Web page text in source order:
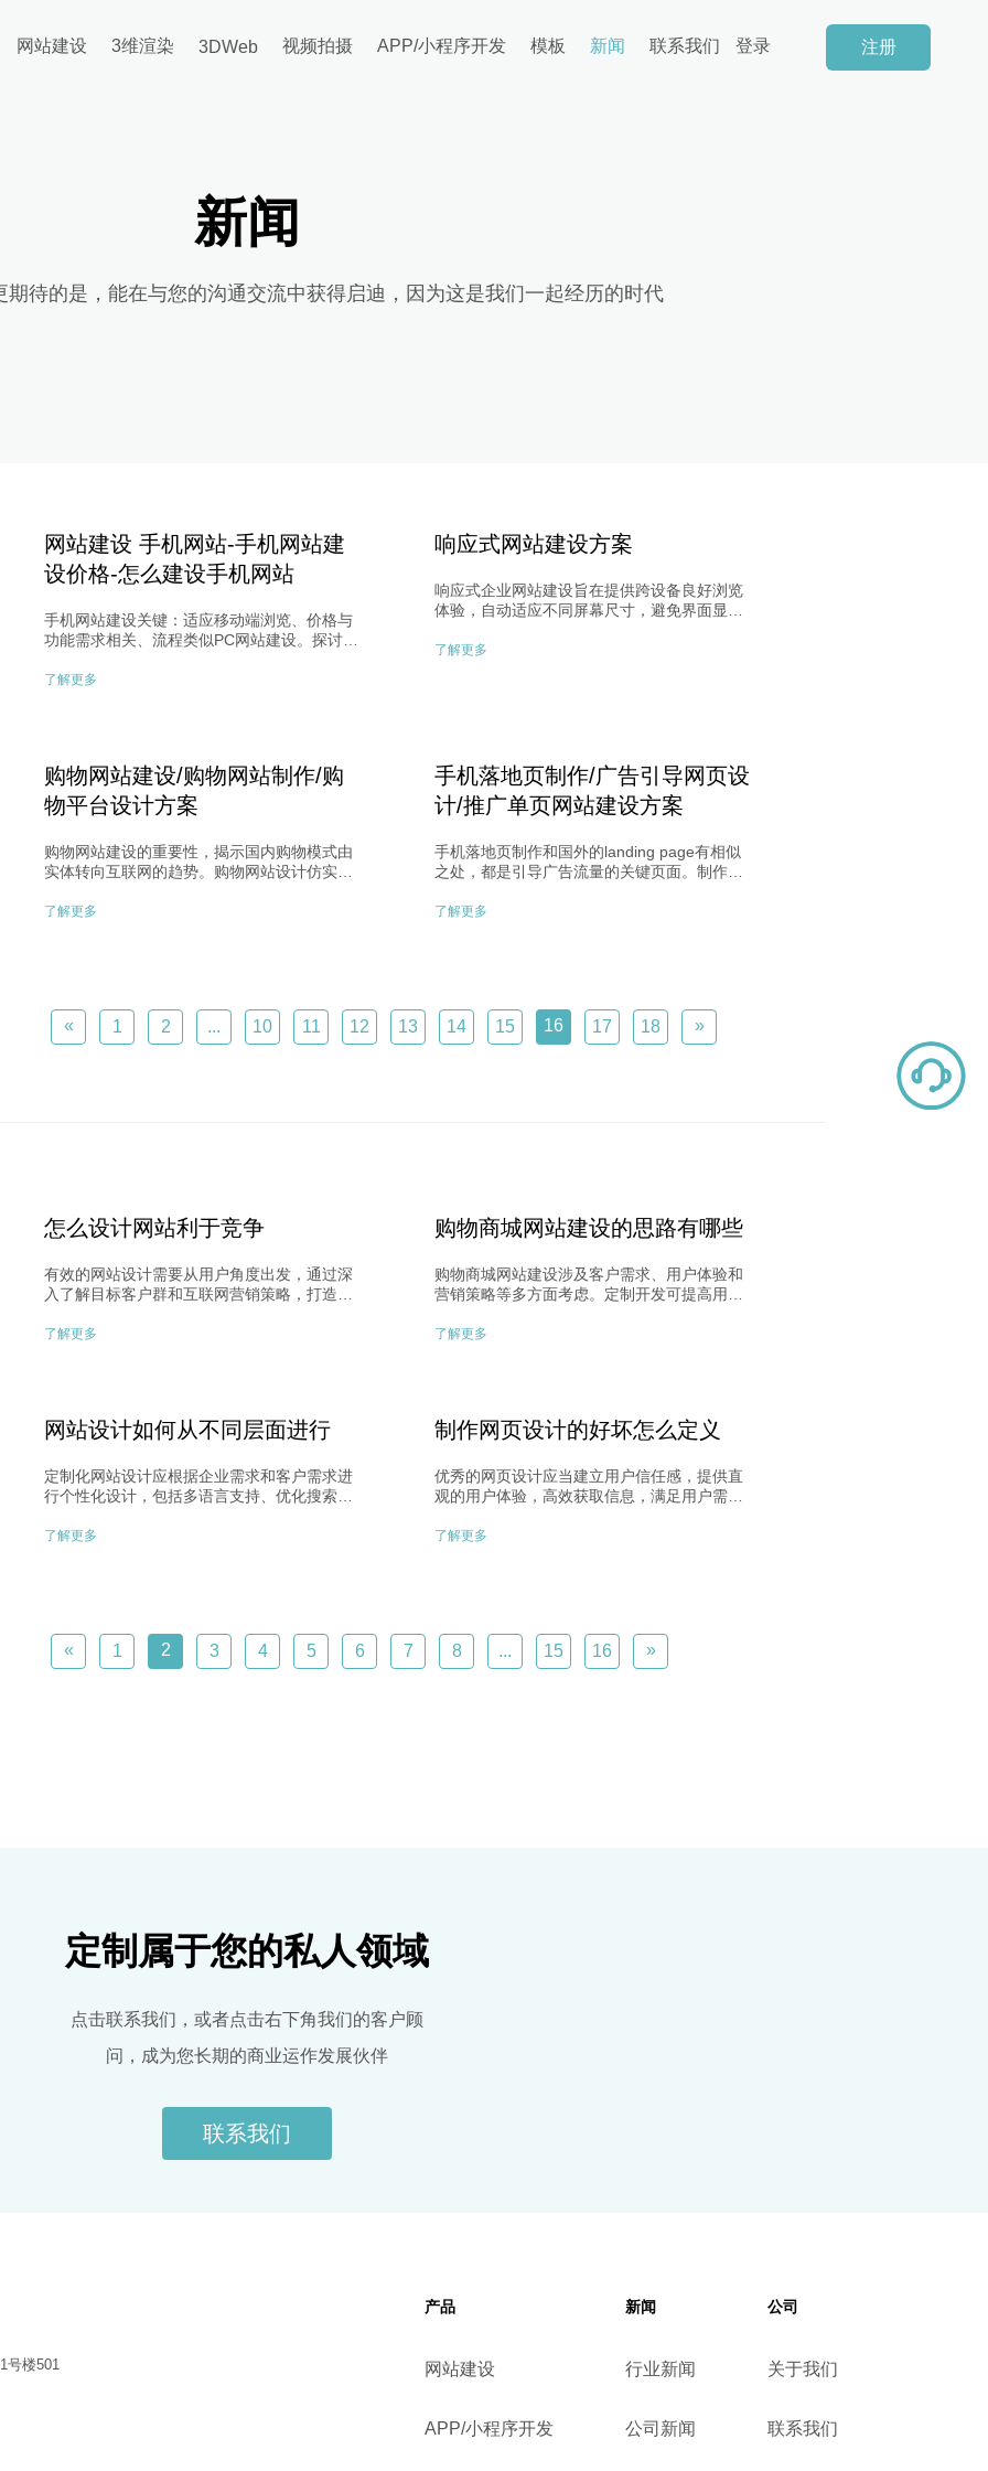
网站建设 3维渲染 3DWeb 视频拍摄 APP/小程序开发 模板 新闻 联系我们 登录 注册
新闻
期待的是，能在与您的沟通交流中获得启迪，因为这是我们一起经历的时代
网站建设 手机网站-手机网站建
设价格-怎么建设手机网站
手机网站建设关键：适应移动端浏览、价格与
功能需求相关、流程类似PC网站建设。探讨手
立设计开发，微信网站则依赖微信功能，需根
了解更多
响应式网站建设方案
响应式企业网站建设旨在提供跨设备良好浏览
体验，自动适应不同屏幕尺寸，避免界面显示
要性和优势，提供专业服务以提升用户体验和
了解更多
​购物网站建设/购物网站制作/购
物平台设计方案
购物网站建设的重要性，揭示国内购物模式由
实体转向互联网的趋势。购物网站设计仿实体
用的设计可提升用户体验。成功建设购物网站
了解更多
​手机落地页制作/广告引导网页设
计/推广单页网站建设方案
手机落地页制作和国外的landing page有相似
之处，都是引导广告流量的关键页面。制作效
因此制作关键要点至关重要。落地页应吸引人
了解更多
« 1 2 ... 10 11 12 13 14 15 16 17 18 »
怎么设计网站利于竞争
有效的网站设计需要从用户角度出发，通过深
入了解目标客户群和互联网营销策略，打造突
设计到营销策略，关注用户体验和市场需求是
了解更多
购物商城网站建设的思路有哪些
购物商城网站建设涉及客户需求、用户体验和
营销策略等多方面考虑。定制开发可提高用户
能定制应根据商城类型和需求精心设计，吸引
了解更多
网站设计如何从不同层面进行
定制化网站设计应根据企业需求和客户需求进
行个性化设计，包括多语言支持、优化搜索功
客户体验，搜索功能优化提高用户查找效率，
了解更多
制作网页设计的好坏怎么定义
优秀的网页设计应当建立用户信任感，提供直
观的用户体验，高效获取信息，满足用户需
等因素，才能定义一个网页设计的优劣。​
了解更多
« 1 2 3 4 5 6 7 8 ... 15 16 »
定制属于您的私人领域
点击联系我们，或者点击右下角我们的客户顾
问，成为您长期的商业运作发展伙伴
联系我们
号楼501
产品
网站建设
APP/小程序开发
新闻
行业新闻
公司新闻
公司
关于我们
联系我们